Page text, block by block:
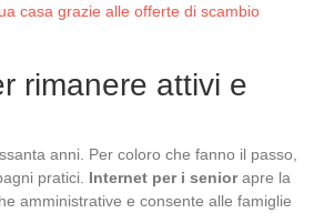
casa grazie alle offerte di scambio
rimanere attivi e
anni. Per coloro che fanno il passo,
pratici. Internet per i seniorapre la
amministrative e consente alle famiglie